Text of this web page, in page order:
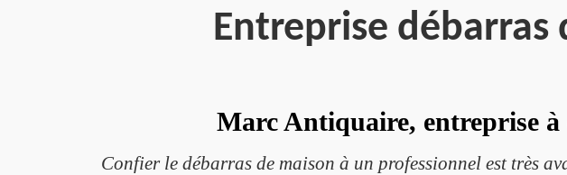
Entreprise débarras
Marc Antiquaire, entreprise
Confier le débarras de maison à un professionnel est très